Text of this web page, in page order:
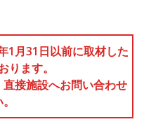
1月31日以前に取材した
ります。
接施設へお問い合わせ